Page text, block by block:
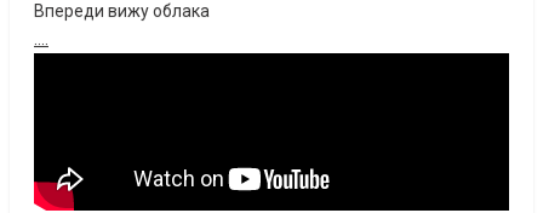
Впереди вижу облака